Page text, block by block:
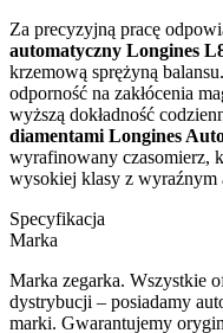
Za precyzyjną pracę
automatyczny Longines
krzemową sprężyną
odporność na zakłócenia
wyższą dokładność
diamentami Longines
wyrafinowany czasomierz,
wysokiej klasy z wyraźnym
Specyfikacja
Marka
Marka zegarka. Wszystkie
dystrybucji – posiadamy
marki. Gwarantujemy